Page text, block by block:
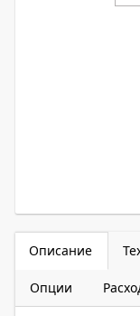
Описание
Опции